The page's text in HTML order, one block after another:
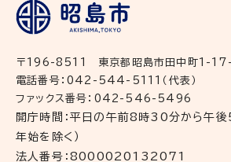
〒196-8511 東京都昭島市田中町1-17-
電話番号：042-544-5111（代表）
ファックス番号：042-546-5496
開庁時間：平日の午前8時30分から午
年始を除く）
法人番号：8000020132071